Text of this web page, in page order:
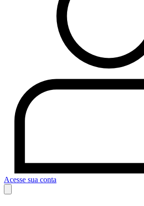
Acesse sua conta